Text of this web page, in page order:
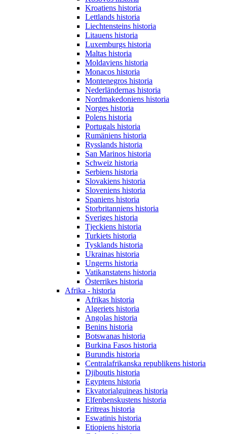
Kroatiens historia
Lettlands historia
Liechtensteins historia
Litauens historia
Luxemburgs historia
Maltas historia
Moldaviens historia
Monacos historia
Montenegros historia
Nederländernas historia
Nordmakedoniens historia
Norges historia
Polens historia
Portugals historia
Rumäniens historia
Rysslands historia
San Marinos historia
Schweiz historia
Serbiens historia
Slovakiens historia
Sloveniens historia
Spaniens historia
Storbritanniens historia
Sveriges historia
Tjeckiens historia
Turkiets historia
Tysklands historia
Ukrainas historia
Ungerns historia
Vatikanstatens historia
Österrikes historia
Afrika - historia
Afrikas historia
Algeriets historia
Angolas historia
Benins historia
Botswanas historia
Burkina Fasos historia
Burundis historia
Centralafrikanska republikens historia
Djiboutis historia
Egyptens historia
Ekvatorialguineas historia
Elfenbenskustens historia
Eritreas historia
Eswatinis historia
Etiopiens historia